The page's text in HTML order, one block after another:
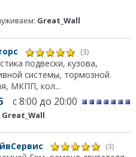
Great_Wall
(3)
подвески, кузова,
системы, тормозной.
МКПП, кол...
с 8:00 до 20:00
Great_Wall
(3)